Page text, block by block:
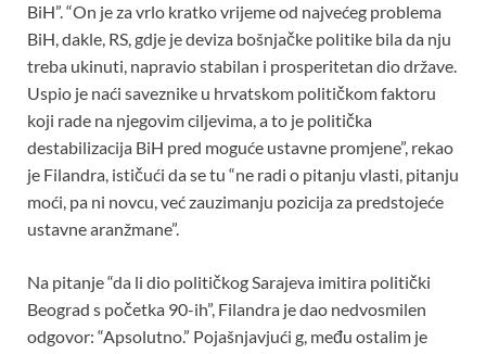
BiH”. “On je za vrlo kratko vrijeme od najvećeg problema
BiH, dakle, RS, gdje je deviza bošnjačke politike bila da nju
treba ukinuti, napravio stabilan i prosperitetan dio države.
Uspio je naći saveznike u hrvatskom političkom faktoru
koji rade na njegovim ciljevima, a to je politička
destabilizacija BiH pred moguće ustavne promjene”, rekao
je Filandra, ističući da se tu “ne radi o pitanju vlasti, pitanju
moći, pa ni novcu, već zauzimanju pozicija za predstojeće
ustavne aranžmane”.
Na pitanje “da li dio političkog Sarajeva imitira politički
Beograd s početka 90-ih”, Filandra je dao nedvosmilen
odgovor: “Apsolutno.” Pojašnjavjući g, među ostalim je